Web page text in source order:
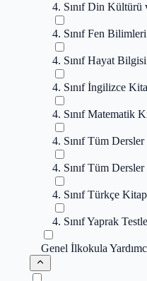
4. Sınıf Din
4. Sınıf Fen
4. Sınıf Hayat
4. Sınıf İngilizce
4. Sınıf Matematik
4. Sınıf Tüm
4. Sınıf Tüm
4. Sınıf Türkçe
4. Sınıf Yaprak
Genel İlkokula